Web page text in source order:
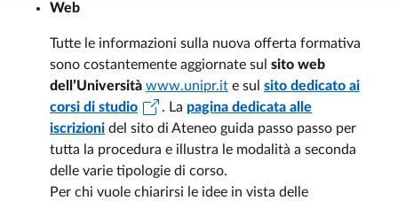
Web
Tutte le informazioni sulla nuova offerta formativa
sono costantemente aggiornate sul sito web
dell’Università www.unipr.it e sul sito dedicato ai
corsi di studio
. Lapagina dedicata alle
iscrizioni del sito di Ateneo guida passo passo per
tutta la procedura e illustra le modalità a seconda
delle varie tipologie di corso.
Per chi vuole chiarirsi le idee in vista delle